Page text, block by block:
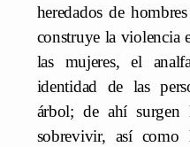
heredados de
construye la violencia
las mujeres, el
identidad de las
árbol; de ahí surgen
sobrevivir, así como